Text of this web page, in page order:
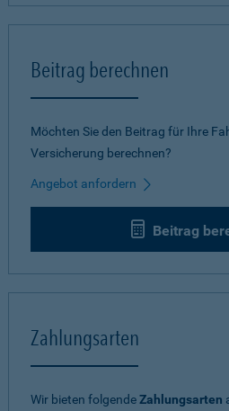
Beitrag berechnen
Möchten Sie den Beitrag für Ihre
Versicherung berechnen?
Angebot anfordern
Beitrag
Zahlungsarten
Wir bieten folgendeZahlungsarten